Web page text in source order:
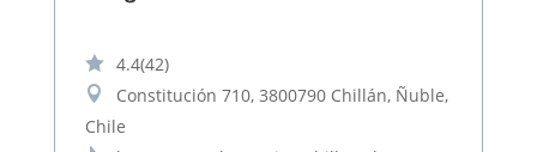
 4.4(42)

Constitución 710, 3800790 Chillán, Ñuble,
Chile